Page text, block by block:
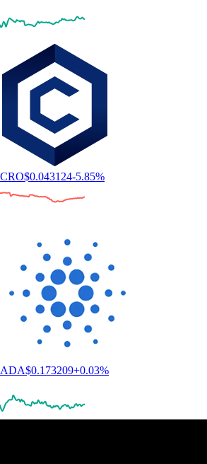
CRO$0.043124-5.85%
ADA$0.173209+0.03%